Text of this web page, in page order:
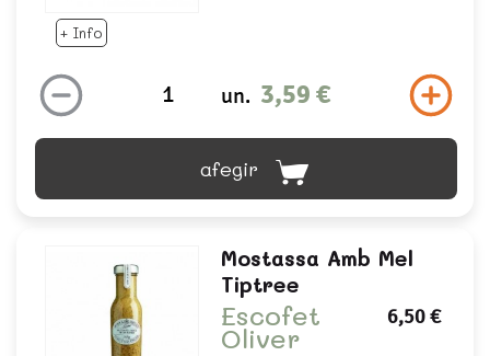
+ Info
un. 3,59 €
afegir
Mostassa Amb Mel
Tiptree
Escofet
Oliver
6,50 €